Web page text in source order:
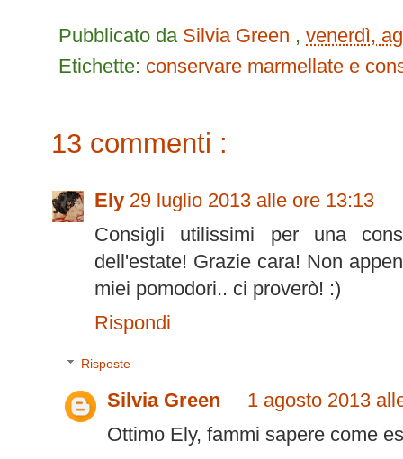
Pubblicato da Silvia Green , venerdì,
Etichette: conservare marmellate e
13 commenti :
Ely 29 luglio 2013 alle ore 13:13
Consigli utilissimi per una
dell'estate! Grazie cara! Non
miei pomodori.. ci proverò! :)
Rispondi
Risposte
Silvia Green
1 agosto 2013
Ottimo Ely, fammi sapere come